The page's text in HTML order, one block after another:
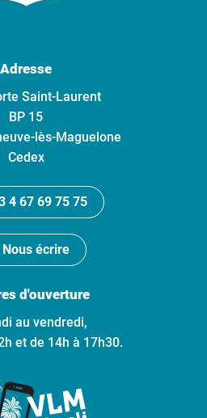
Adresse
Saint-Laurent
BP 15
lès-Maguelone
Cedex
4 67 69 75 75
Nous écrire
d'ouverture
au vendredi,
et de 14h à 17h30.